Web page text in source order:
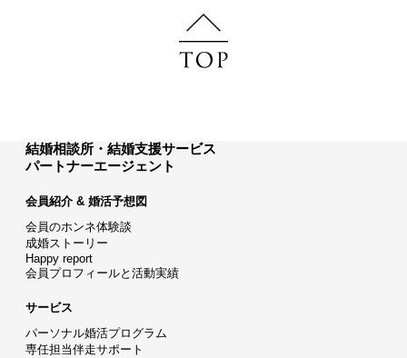
結婚相談所・結婚支援サービス
パートナーエージェント
会員紹介 & 婚活予想図
会員のホンネ体験談
成婚ストーリー
Happy report
会員プロフィールと活動実績
サービス
パーソナル婚活プログラム
専任担当伴走サポート